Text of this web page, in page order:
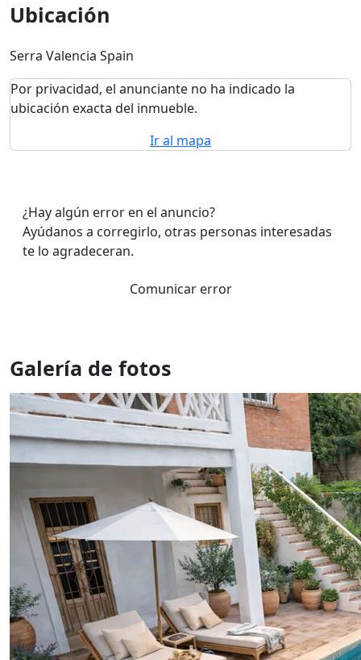
Ubicación
Serra Valencia Spain
Por privacidad, el anunciante no ha indicado la
ubicación exacta del inmueble.
Ir al mapa
¿Hay algún error en el anuncio?
Ayúdanos a corregirlo, otras personas interesadas
te lo agradeceran.
Comunicar error
Galería de fotos